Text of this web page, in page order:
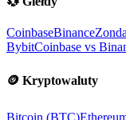
CoinbaseBinance
BybitCoinbase vs
🪙 Kryptowaluty
Bitcoin (BTC)